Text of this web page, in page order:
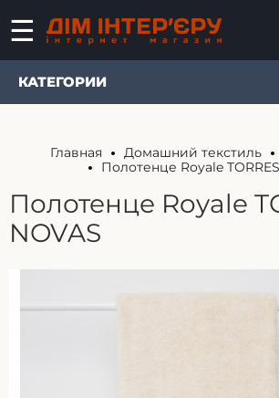
КАТЕГОРИИ
Главная Домашний текстиль
Полотенце Royale
Полотенце Royale
NOVAS